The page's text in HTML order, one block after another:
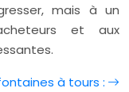
mais à un
et aux
à tours :